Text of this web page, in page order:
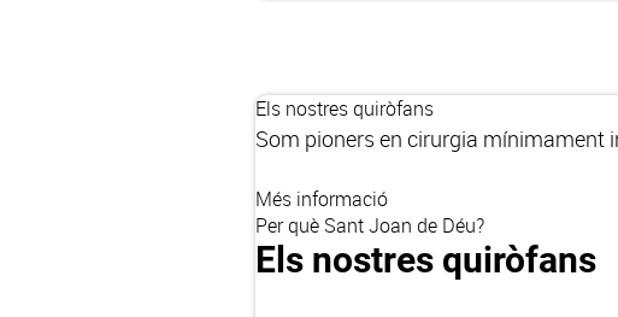
Els nostres quiròfans
Som pioners en cirurgia mínimament
Més informació
Per què Sant Joan de Déu?
Els nostres quiròfans